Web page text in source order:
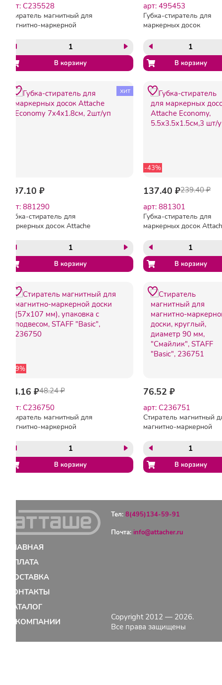
арт: C235528
Стиратель магнитный для
магнитно-маркерной
BRAUBERG, РОССИЯ,
235528
арт: 495453
Губка-стиратель для
маркерных досок
Whiteboard Eraser
хит
197.10 ₽
арт: 881290
Губка-стиратель для
маркерных досок Attache
-43%
137.40 ₽239.40 ₽
арт: 881301
Губка-стиратель для
маркерных досок
шт/уп
-29%
34.16 ₽48.24 ₽
арт: C236750
Стиратель магнитный для
магнитно-маркерной
упаковка с подвесом,
STAFF "Basic", 236750
76.52 ₽
арт: C236751
Стиратель магнитный
магнитно-маркерной
90 мм, "Смайлик",
"Basic", 236751
Тел: 8(495)134-59-91
Почта: info@attacher.ru
ГЛАВНАЯ
ОПЛАТА
ДОСТАВКА
КОНТАКТЫ
КАТАЛОГ
О КОМПАНИИ
Copyright 2012 — 2026.
Все права защищены